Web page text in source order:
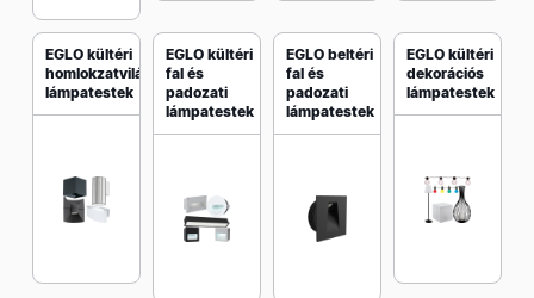
EGLO kültéri
homlokzatvilágító
lámpatestek
EGLO kültéri
fal és
padozati
lámpatestek
EGLO beltéri
fal és
padozati
lámpatestek
EGLO kültéri
dekorációs
lámpatestek